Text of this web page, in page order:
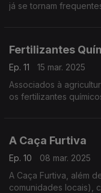
já se tornam
Fertilizantes
Ep. 11
15 mar. 2025
Associados à
os fertilizantes
A Caça Furtiva
Ep. 10
08 mar. 2025
A Caça Furtiva, além
comunidades locais),